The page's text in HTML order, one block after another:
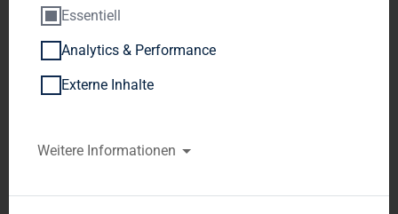
WO DIE
ZU HAUSE IST
Essentiell
Analytics & Performance
Externe Inhalte
Weitere Informationen